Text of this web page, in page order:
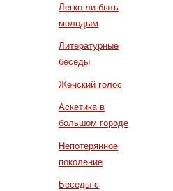
Легко ли быть
молодым
Литературные
беседы
Женский голос
Аскетика в
большом городе
Непотерянное
поколение
Беседы с